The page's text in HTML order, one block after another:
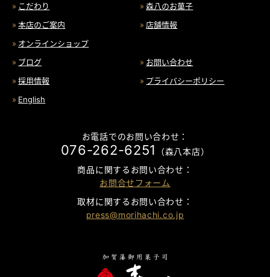
こだわり
森八のお菓子
本店のご案内
店舗情報
オンラインショップ
ブログ
お問い合わせ
採用情報
プライバシーポリシー
English
お電話でのお問い合わせ：
076-262-6251
（森八本店）
商品に関するお問い合わせ：
お問合せフォーム
取材に関するお問い合わせ：
press@morihachi.co.jp